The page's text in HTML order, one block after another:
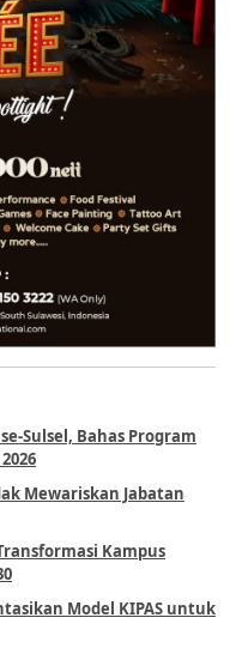
Sulsel, Bahas Program
Mewariskan Jabatan
Kampus
Model KIPAS untuk